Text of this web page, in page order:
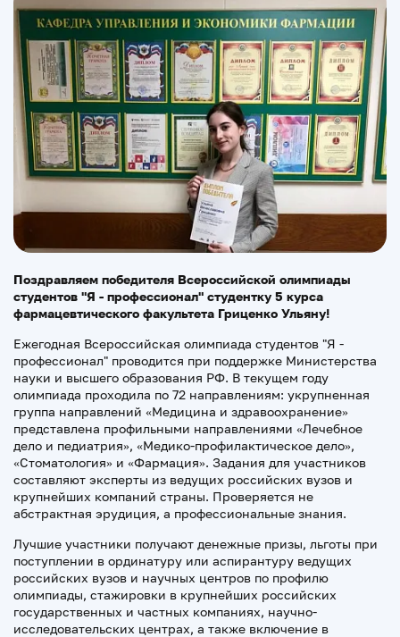
Поздравляем победителя Всероссийской олимпиады
студентов "Я - профессионал" студентку 5 курса
фармацевтического факультета Гриценко Ульяну!
Ежегодная Всероссийская олимпиада студентов "Я -
профессионал" проводится при поддержке Министерства
науки и высшего образования РФ. В текущем году
олимпиада проходила по 72 направлениям: укрупненная
группа направлений «Медицина и здравоохранение»
представлена профильными направлениями «Лечебное
дело и педиатрия», «Медико-профилактическое дело»,
«Стоматология» и «Фармация». Задания для участников
составляют эксперты из ведущих российских вузов и
крупнейших компаний страны. Проверяется не
абстрактная эрудиция, а профессиональные знания.
Лучшие участники получают денежные призы, льготы при
поступлении в ординатуру или аспирантуру ведущих
российских вузов и научных центров по профилю
олимпиады, стажировки в крупнейших российских
государственных и частных компаниях, научно-
исследовательских центрах, а также включение в